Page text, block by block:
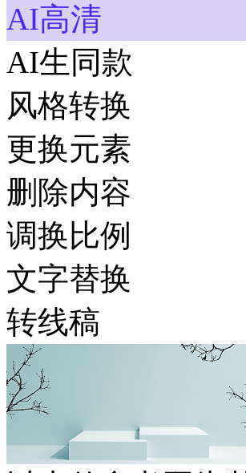
AI高清
AI生同款
风格转换
更换元素
删除内容
调换比例
文字替换
转线稿